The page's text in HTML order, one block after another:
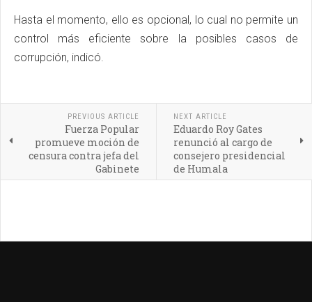
Hasta el momento, ello es opcional, lo cual no permite un
control más eficiente sobre la posibles casos de
corrupción, indicó.
PREVIOUS ARTICLE
Fuerza Popular
promueve moción de
censura contra jefa del
Gabinete
NEXT ARTICLE
Eduardo Roy Gates
renunció al cargo de
consejero presidencial
de Humala